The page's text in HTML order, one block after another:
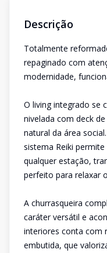
Descrição
Totalmente
repaginado com
modernidade,
O living integrado se
nivelada com deck
natural da área
sistema Reiki
qualquer estação,
perfeito para relaxar
A churrasqueira
caráter versátil e
interiores conta com
embutida, que